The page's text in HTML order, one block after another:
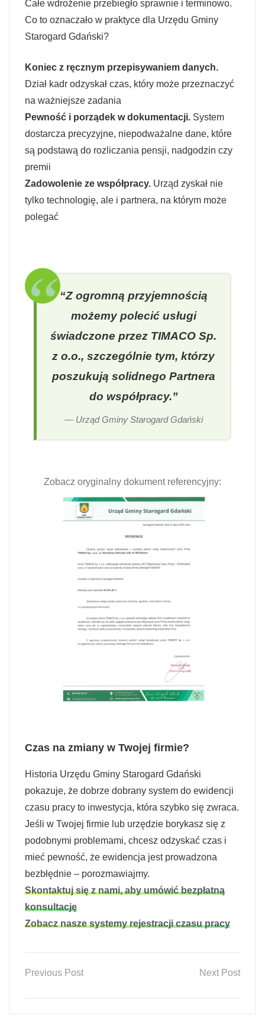
Całe wdrożenie przebiegło sprawnie i terminowo.
Co to oznaczało w praktyce dla Urzędu Gminy
Starogard Gdański?
Koniec z ręcznym przepisywaniem danych.
Dział kadr odzyskał czas, który może przeznaczyć
na ważniejsze zadania
Pewność i porządek w dokumentacji. System
dostarcza precyzyjne, niepodważalne dane, które
są podstawą do rozliczania pensji, nadgodzin czy
premii
Zadowolenie ze współpracy. Urząd zyskał nie
tylko technologię, ale i partnera, na którym może
polegać
“Z ogromną przyjemnością
możemy polecić usługi
świadczone przez TIMACO Sp.
z o.o., szczególnie tym, którzy
poszukują solidnego Partnera
do współpracy.”
Urząd Gminy Starogard Gdański
Zobacz oryginalny dokument referencyjny:
Czas na zmiany w Twojej firmie?
Historia Urzędu Gminy Starogard Gdański
pokazuje, że dobrze dobrany system do ewidencji
czasu pracy to inwestycja, która szybko się zwraca.
Jeśli w Twojej firmie lub urzędzie borykasz się z
podobnymi problemami, chcesz odzyskać czas i
mieć pewność, że ewidencja jest prowadzona
bezbłędnie – porozmawiajmy.
Skontaktuj się z nami, aby umówić bezpłatną
konsultację
Zobacz nasze systemy rejestracji czasu pracy
Previous Post Next Post